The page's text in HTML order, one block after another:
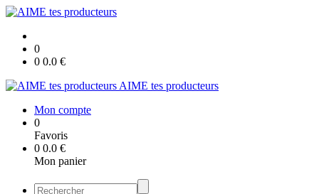
0
0 0.0 €
AIME tes producteurs
Mon compte
0
Favoris
0 0.0 €
Mon panier